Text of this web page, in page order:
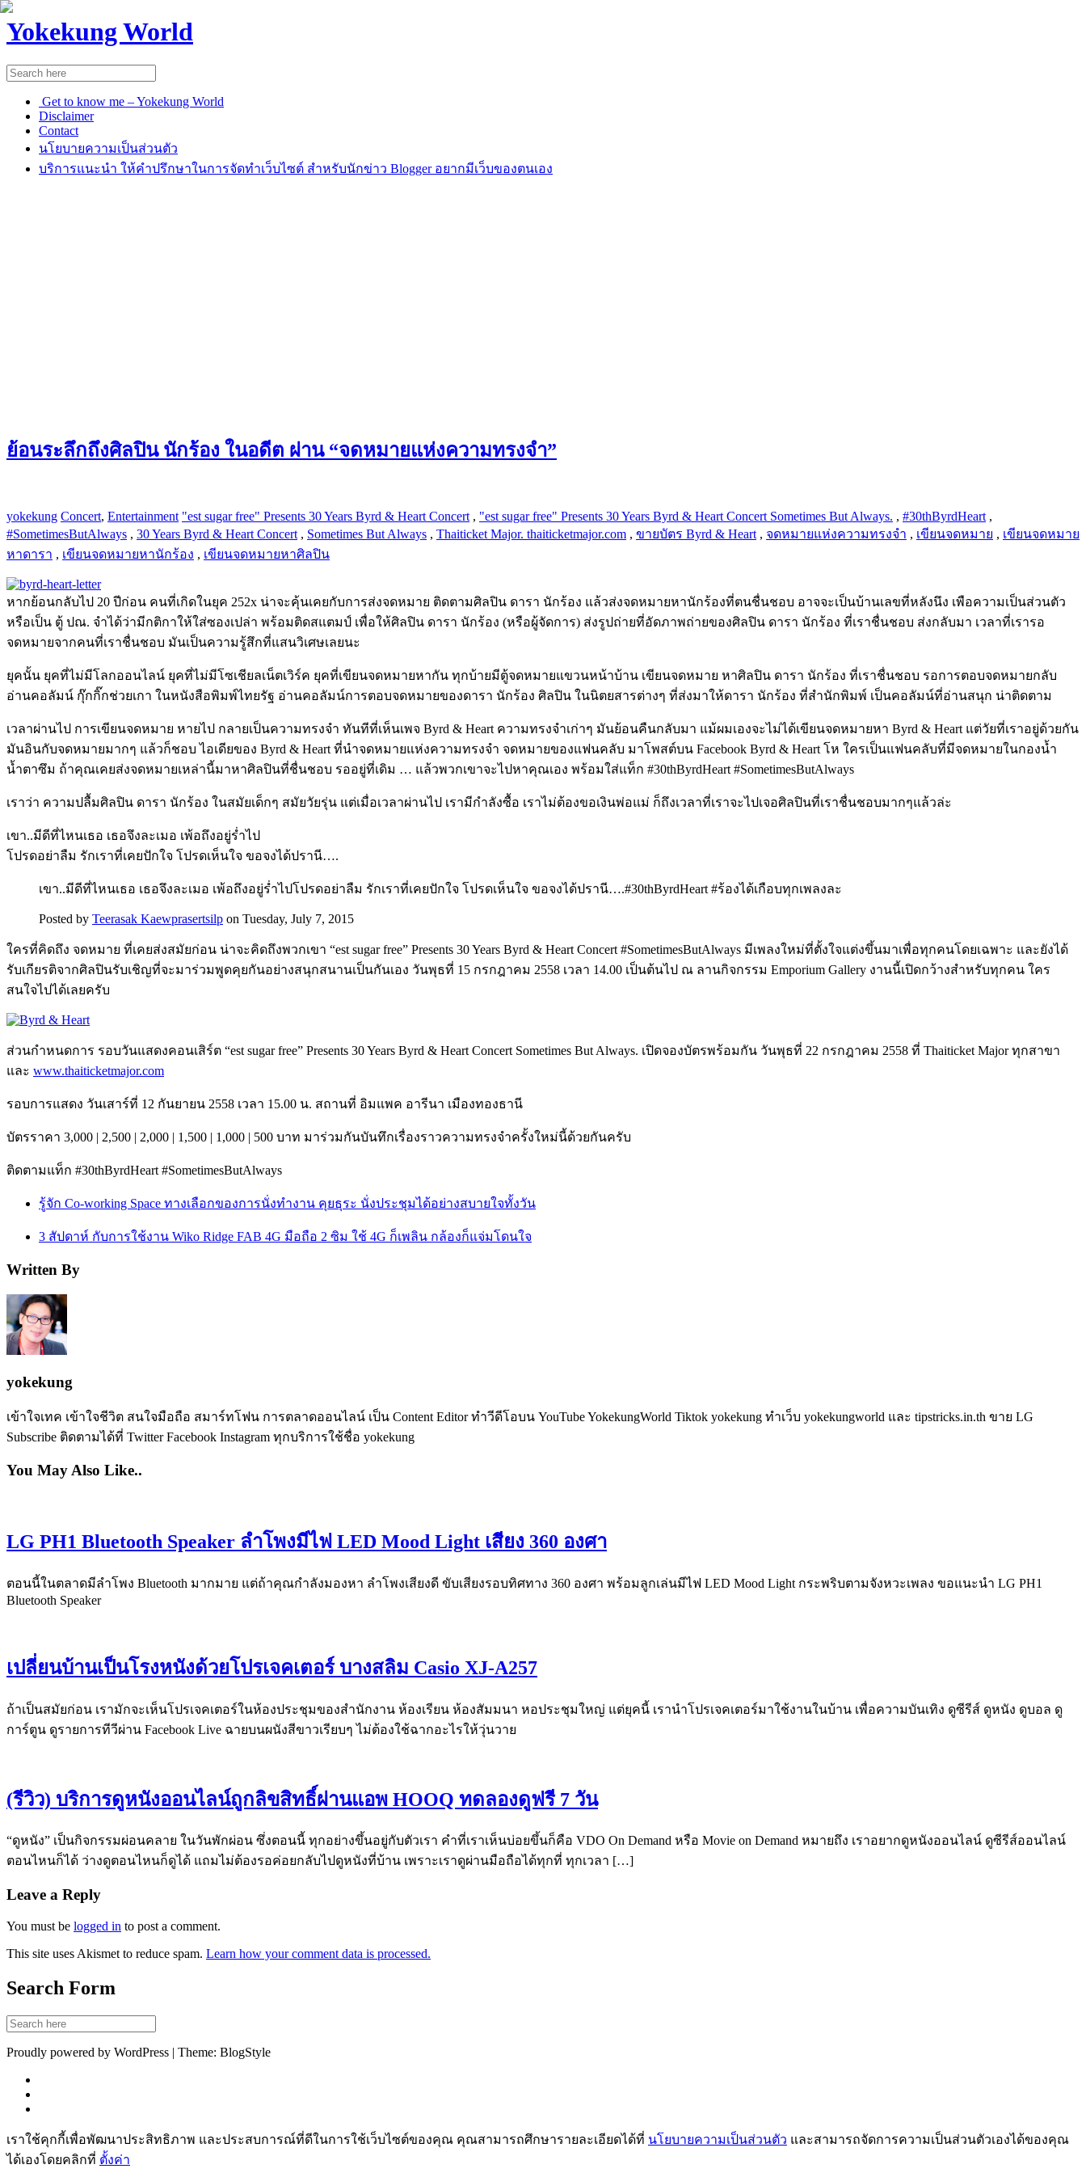
Yokekung World
Get to know me – Yokekung World
Disclaimer
Contact
นโยบายความเป็นส่วนตัว
บริการแนะนำ ให้คำปรึกษาในการจัดทำเว็บไซต์ สำหรับนักข่าว Blogger อยากมีเว็บของตนเอง
ย้อนระลึกถึงศิลปิน นักร้อง ในอดีต ผ่าน “จดหมายแห่งความทรงจำ”
yokekung Concert, Entertainment "est sugar free" Presents 30 Years Byrd & Heart Concert , "est sugar free" Presents 30 Years Byrd & Heart Concert Sometimes But Always. , #30thByrdHeart ,
#SometimesButAlways‬ , 30 Years Byrd & Heart Concert , Sometimes But Always , Thaiticket Major. thaiticketmajor.com , ขายบัตร Byrd & Heart , จดหมายแห่งความทรงจำ , เขียนจดหมาย , เขียนจดหมาย
หาดารา , เขียนจดหมายหานักร้อง , เขียนจดหมายหาศิลปิน
หากย้อนกลับไป 20 ปีก่อน คนที่เกิดในยุค 252x น่าจะคุ้นเคยกับการส่งจดหมาย ติดตามศิลปิน ดารา นักร้อง แล้วส่งจดหมายหานักร้องที่ตนชื่นชอบ อาจจะเป็นบ้านเลขที่หลังนึง เพือความเป็นส่วนตัว
หรือเป็น ตู้ ปณ. จำได้ว่ามีกติกาให้ใส่ซองเปล่า พร้อมติดสแตมป์ เพื่อให้ศิลปิน ดารา นักร้อง (หรือผู้จัดการ) ส่งรูปถ่ายที่อัดภาพถ่ายของศิลปิน ดารา นักร้อง ที่เราชื่นชอบ ส่งกลับมา เวลาที่เรารอ
จดหมายจากคนที่เราชื่นชอบ มันเป็นความรู้สึกที่แสนวิเศษเลยนะ
ยุคนั้น ยุคที่ไม่มีโลกออนไลน์ ยุคที่ไม่มีโซเชียลเน็ตเวิร์ค ยุคที่เขียนจดหมายหากัน ทุกบ้ายมีตู้จดหมายแขวนหน้าบ้าน เขียนจดหมาย หาศิลปิน ดารา นักร้อง ที่เราชื่นชอบ รอการตอบจดหมายกลับ
อ่านคอลัมน์ กุ๊กกิ๊กช่วยเกา ในหนังสือพิมพ์ไทยรัฐ อ่านคอลัมน์การตอบจดหมายของดารา นักร้อง ศิลปิน ในนิตยสารต่างๆ ที่ส่งมาให้ดารา นักร้อง ที่สำนักพิมพ์ เป็นคอลัมน์ที่อ่านสนุก น่าติดตาม
เวลาผ่านไป การเขียนจดหมาย หายไป กลายเป็นความทรงจำ ทันทีที่เห็นเพจ Byrd & Heart ความทรงจำเก่าๆ มันย้อนคืนกลับมา แม้ผมเองจะไม่ได้เขียนจดหมายหา Byrd & Heart แต่วัยที่เราอยู่ด้วยกัน
มันอินกับจดหมายมากๆ แล้วก็ชอบ ไอเดียของ Byrd & Heart ที่นำจดหมายแห่งความทรงจำ จดหมายของแฟนคลับ มาโพสต์บน Facebook Byrd & Heart โห ใครเป็นแฟนคลับที่มีจดหมายในกองน้ำ
น้ำตาซึม ถ้าคุณเคยส่งจดหมายเหล่านี้มาหาศิลปินที่ชื่นชอบ รออยู่ที่เดิม … แล้วพวกเขาจะไปหาคุณเอง พร้อมใส่แท็ก ‪#‎30thByrdHeart‬ ‪#‎SometimesButAlways
เราว่า ความปลื้มศิลปิน ดารา นักร้อง ในสมัยเด็กๆ สมัยวัยรุ่น แต่เมื่อเวลาผ่านไป เรามีกำลังซื้อ เราไม่ต้องขอเงินพ่อแม่ ก็ถึงเวลาที่เราจะไปเจอศิลปินที่เราชื่นชอบมากๆแล้วล่ะ
เขา..มีดีที่ไหนเธอ เธอจึงละเมอ เพ้อถึงอยู่ร่ำไป
โปรดอย่าลืม รักเราที่เคยปักใจ โปรดเห็นใจ ขอจงได้ปรานี….
เขา..มีดีที่ไหนเธอ เธอจึงละเมอ เพ้อถึงอยู่ร่ำไปโปรดอย่าลืม รักเราที่เคยปักใจ โปรดเห็นใจ ขอจงได้ปรานี….#30thByrdHeart #ร้องได้เกือบทุกเพลงละ
Posted by Teerasak Kaewprasertsilp on Tuesday, July 7, 2015
ใครที่คิดถึง จดหมาย ที่เคยส่งสมัยก่อน น่าจะคิดถึงพวกเขา “est sugar free” Presents 30 Years Byrd & Heart Concert #‎SometimesButAlways‬ มีเพลงใหม่ที่ตั้งใจแต่งขึ้นมาเพื่อทุกคนโดยเฉพาะ และยังได้
รับเกียรติจากศิลปินรับเชิญที่จะมาร่วมพูดคุยกันอย่างสนุกสนานเป็นกันเอง วันพุธที่ 15 กรกฎาคม 2558 เวลา 14.00 เป็นต้นไป ณ ลานกิจกรรม Emporium Gallery งานนี้เปิดกว้างสำหรับทุกคน ใคร
สนใจไปได้เลยครับ
ส่วนกำหนดการ รอบวันแสดงคอนเสิร์ต “est sugar free” Presents 30 Years Byrd & Heart Concert Sometimes But Always. เปิดจองบัตรพร้อมกัน วันพุธที่ 22 กรกฎาคม 2558 ที่ Thaiticket Major ทุกสาขา
และ www.thaiticketmajor.com
รอบการแสดง วันเสาร์ที่ 12 กันยายน 2558 เวลา 15.00 น. สถานที่ อิมแพค อารีนา เมืองทองธานี
บัตรราคา 3,000 | 2,500 | 2,000 | 1,500 | 1,000 | 500 บาท มาร่วมกันบันทึกเรื่องราวความทรงจำครั้งใหม่นี้ด้วยกันครับ
ติดตามแท็ก #30thByrdHeart #SometimesButAlways‬
รู้จัก Co-working Space ทางเลือกของการนั่งทำงาน คุยธุระ นั่งประชุมได้อย่างสบายใจทั้งวัน
3 สัปดาห์ กับการใช้งาน Wiko Ridge FAB 4G มือถือ 2 ซิม ใช้ 4G ก็เพลิน กล้องก็แจ่มโดนใจ
Written By
yokekung
เข้าใจเทค เข้าใจชีวิต สนใจมือถือ สมาร์ทโฟน การตลาดออนไลน์ เป็น Content Editor ทำวีดีโอบน YouTube YokekungWorld Tiktok yokekung ทำเว็บ yokekungworld และ tipstricks.in.th ขาย LG
Subscribe ติดตามได้ที่ Twitter Facebook Instagram ทุกบริการใช้ชื่อ yokekung
You May Also Like..
LG PH1 Bluetooth Speaker ลำโพงมีไฟ LED Mood Light เสียง 360 องศา
ตอนนี้ในตลาดมีลำโพง Bluetooth มากมาย แต่ถ้าคุณกำลังมองหา ลำโพงเสียงดี ขับเสียงรอบทิศทาง 360 องศา พร้อมลูกเล่นมีไฟ LED Mood Light กระพริบตามจังหวะเพลง ขอแนะนำ LG PH1
Bluetooth Speaker
เปลี่ยนบ้านเป็นโรงหนังด้วยโปรเจคเตอร์ บางสลิม Casio XJ-A257
ถ้าเป็นสมัยก่อน เรามักจะเห็นโปรเจคเตอร์ในห้องประชุมของสำนักงาน ห้องเรียน ห้องสัมมนา หอประชุมใหญ่ แต่ยุคนี้ เรานำโปรเจคเตอร์มาใช้งานในบ้าน เพื่อความบันเทิง ดูซีรีส์ ดูหนัง ดูบอล ดู
การ์ตูน ดูรายการทีวีผ่าน Facebook Live ฉายบนผนังสีขาวเรียบๆ ไม่ต้องใช้ฉากอะไรให้วุ่นวาย
(รีวิว) บริการดูหนังออนไลน์ถูกลิขสิทธิ์ผ่านแอพ HOOQ ทดลองดูฟรี 7 วัน
“ดูหนัง” เป็นกิจกรรมผ่อนคลาย ในวันพักผ่อน ซึ่งตอนนี้ ทุกอย่างขึ้นอยู่กับตัวเรา คำที่เราเห็นบ่อยขึ้นก็คือ VDO On Demand หรือ Movie on Demand หมายถึง เราอยากดูหนังออนไลน์ ดูซีรีส์ออนไลน์
ตอนไหนก็ได้ ว่างดูตอนไหนก็ดูได้ แถมไม่ต้องรอค่อยกลับไปดูหนังที่บ้าน เพราะเราดูผ่านมือถือได้ทุกที่ ทุกเวลา […]
Leave a Reply
You must be logged in to post a comment.
This site uses Akismet to reduce spam. Learn how your comment data is processed.
Search Form
Proudly powered by WordPress | Theme: BlogStyle
เราใช้คุกกี้เพื่อพัฒนาประสิทธิภาพ และประสบการณ์ที่ดีในการใช้เว็บไซต์ของคุณ คุณสามารถศึกษารายละเอียดได้ที่ นโยบายความเป็นส่วนตัว และสามารถจัดการความเป็นส่วนตัวเองได้ของคุณ
ได้เองโดยคลิกที่ ตั้งค่า